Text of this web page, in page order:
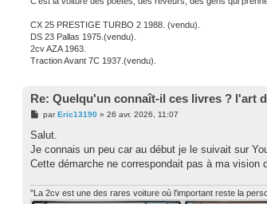
CX 25 PRESTIGE TURBO 2 1988. (vendu).
DS 23 Pallas 1975.(vendu).
2cv AZA 1963.
Traction Avant 7C 1937.(vendu).
Re: Quelqu'un connaît-il ces livres ? l'art
M
s
a
g
parEric13190» 26 avr. 2026, 11:07
Salut.
Je connais un peu car au début je le suivait sur
Cette démarche ne correspondait pas à ma vision
"La 2cv est une des rares voiture où l'important reste la